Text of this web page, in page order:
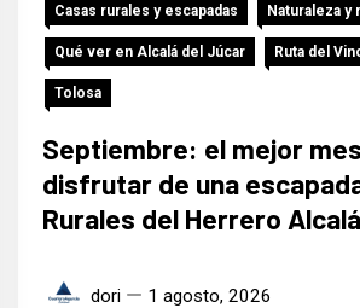
Casas rurales y escapadas Naturaleza y
Qué ver en Alcalá del Júcar Ruta del
Tolosa
Septiembre: el mejor
disfrutar de una
Rurales del Herrero
dori 1 agosto, 2026